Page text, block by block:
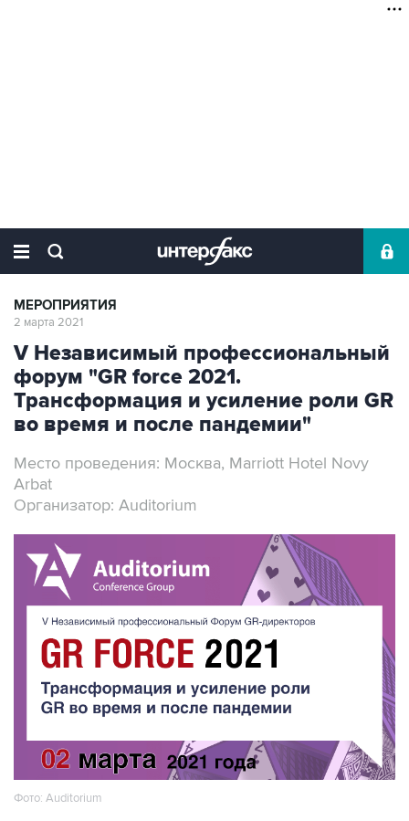
МЕРОПРИЯТИЯ
2 марта 2021
V Независимый профессиональный
форум "GR force 2021.
Трансформация и усиление роли GR
во время и после пандемии"
Место проведения: Москва, Marriott Hotel Novy
Arbat
Организатор: Auditorium
Фото: Auditorium